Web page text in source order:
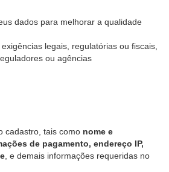
dados para melhorar a qualidade
legais, regulatórias ou fiscais,
ou agências
cadastro, tais como nome e
de pagamento, endereço IP,
, e demais informações requeridas no